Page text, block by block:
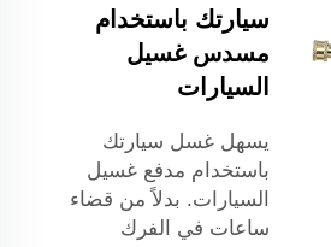
سيارتك باستخدام
مسدس غسيل
السيارات
يسهل غسل سيارتك
باستخدام مدفع غسيل
السيارات. بدلاً من قضاء
ساعات في الفرك